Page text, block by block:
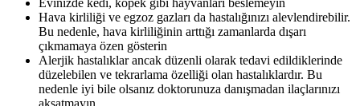
Hava kirliliği ve egzoz gazları da hastalığınızı alevlendirebilir.
Bu nedenle, hava kirliliğinin arttığı zamanlarda dışarı
çıkmamaya özen gösterin
Alerjik hastalıklar ancak düzenli olarak tedavi edildiklerinde
düzelebilen ve tekrarlama özelliği olan hastalıklardır. Bu
nedenle iyi bile olsanız doktorunuza danışmadan ilaçlarınızı
aksatmayın.